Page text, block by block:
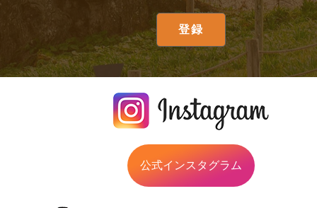
公式インスタグラム